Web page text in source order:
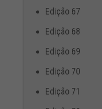
Edição 67
Edição 68
Edição 69
Edição 70
Edição 71